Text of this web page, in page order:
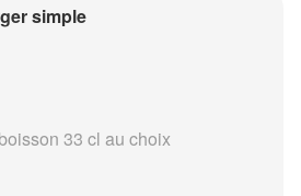
simple
33 cl au choix